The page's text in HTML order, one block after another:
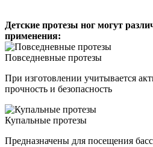
Детские протезы ног могут
применения:
Повседневные протезы
При изготовлении учитывается
прочность и безопасность
Купальные протезы
Предназначены для посещения